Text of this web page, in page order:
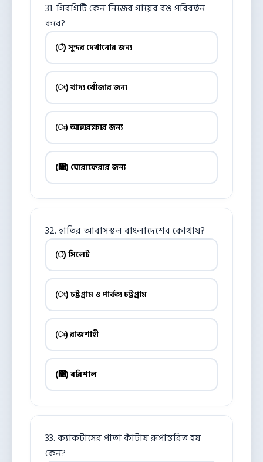
31. গিরগিটি কেন নিজের গায়ের রঙ পরিবর্তন
করে?
(ঁ) সুন্দর দেখানোর জন্য
(ং) খাদ্য খোঁজার জন্য
(ঃ) আত্মরক্ষার জন্য
(঄) ঘোরাফেরার জন্য
32. হাতির আবাসস্থল বাংলাদেশের কোথায়?
(ঁ) সিলেট
(ং) চট্টগ্রাম ও পার্বত্য চট্টগ্রাম
(ঃ) রাজশাহী
(঄) বরিশাল
33. ক্যাকটাসের পাতা কাঁটায় রূপান্তরিত হয়
কেন?